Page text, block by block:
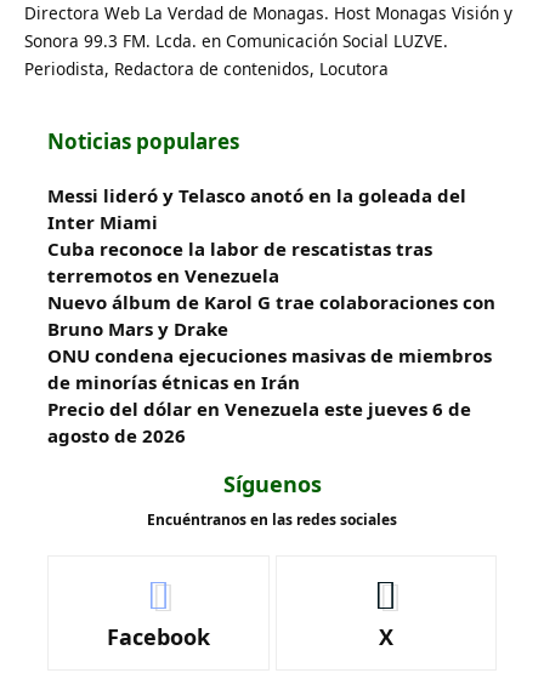
Directora Web La Verdad de Monagas. Host Monagas Visión y
Sonora 99.3 FM. Lcda. en Comunicación Social LUZVE.
Periodista, Redactora de contenidos, Locutora
Noticias populares
Messi lideró y Telasco anotó en la goleada del
Inter Miami
Cuba reconoce la labor de rescatistas tras
terremotos en Venezuela
Nuevo álbum de Karol G trae colaboraciones con
Bruno Mars y Drake
ONU condena ejecuciones masivas de miembros
de minorías étnicas en Irán
Precio del dólar en Venezuela este jueves 6 de
agosto de 2026
Síguenos
Encuéntranos en las redes sociales
Facebook X